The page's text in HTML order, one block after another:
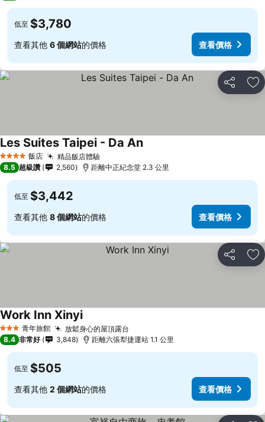
低至 $3,780
查看其他 6 個網站的價格 查看價格
分享 加
4 星級 飯店 精品飯店體驗查看價格
Les Suites Taipei - Da An查看價格
8.5 超級讚 2,560 距離中正紀念堂 2.3 公里
低至 $3,442
查看其他 8 個網站的價格 查看價格
分享 加
3 星級 青年旅館 放鬆身心的屋頂露台
Work Inn Xinyi查看價格
8.4 非常好 3,848 距離六張犁捷運站 1.1 公里
低至 $505
查看其他 2 個網站的價格 查看價格